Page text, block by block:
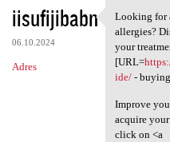
iisufijibabn
06.10.2024
Adres
Looking
Looking for
allergies?
your
[URL=
ide/- buying
Improve
acquire
click on <a